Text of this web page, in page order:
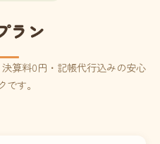
ラン
算料0円・記帳代行込みの安心
です。